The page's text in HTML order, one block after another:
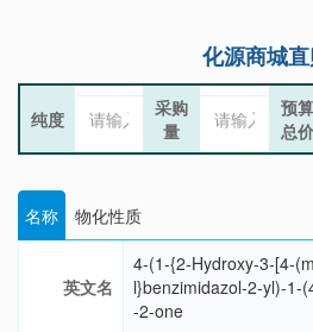
化源商城
纯度
采购
量
预算
总价
名称 物化性质
英文名
4-(1-{2-Hydroxy-3-[4-
l}benzimidazol-2-yl)-1-
-2-one